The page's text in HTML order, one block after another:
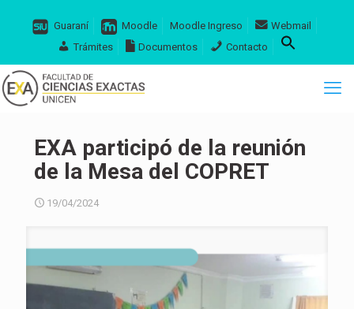
Guaraní Moodle Moodle Ingreso
Webmail
Trámites
Documentos Contacto
EXA participó de la reunión
de la Mesa del COPRET
19/04/2024